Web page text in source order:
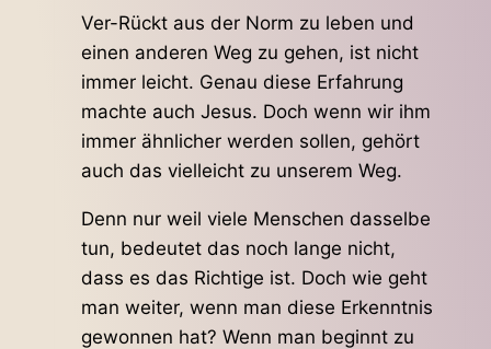
Ver-Rückt aus der Norm zu leben und
einen anderen Weg zu gehen, ist nicht
immer leicht. Genau diese Erfahrung
machte auch Jesus. Doch wenn wir ihm
immer ähnlicher werden sollen, gehört
auch das vielleicht zu unserem Weg.
Denn nur weil viele Menschen dasselbe
tun, bedeutet das noch lange nicht,
dass es das Richtige ist. Doch wie geht
man weiter, wenn man diese Erkenntnis
gewonnen hat? Wenn man beginnt zu